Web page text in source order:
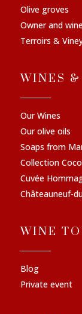
Olive groves
Owner and
Terroirs &
WINES
Our Wines
Our olive oils
Soaps from
Collection
Cuvée
Châteauneuf-
WINE
Blog
Private event